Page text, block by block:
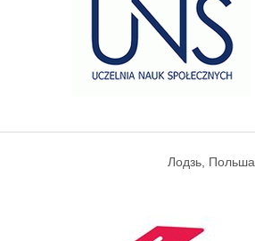
Лодзь, Польша